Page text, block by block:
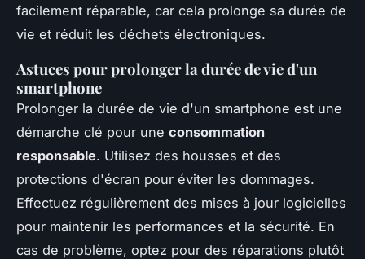
facilement réparable, car cela prolonge sa durée de
vie et réduit les déchets électroniques.
Astuces pour prolonger la durée de vie d'un
smartphone
Prolonger la durée de vie d'un smartphone est une
démarche clé pour une consommation
responsable. Utilisez des housses et des
protections d'écran pour éviter les dommages.
Effectuez régulièrement des mises à jour logicielles
pour maintenir les performances et la sécurité. En
cas de problème, optez pour des réparations plutôt